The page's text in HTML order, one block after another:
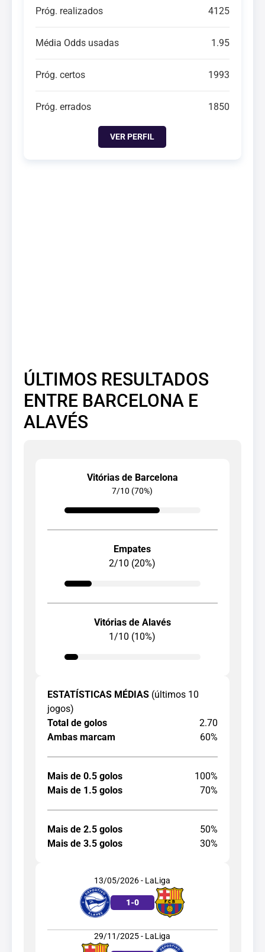
Próg. realizados 4125
Média Odds usadas 1.95
Próg. certos 1993
Próg. errados 1850
VER PERFIL
ÚLTIMOS RESULTADOS
ENTRE BARCELONA E
ALAVÉS
Vitórias de Barcelona
7/10 (70%)
Empates
2/10 (20%)
Vitórias de Alavés
1/10 (10%)
ESTATÍSTICAS MÉDIAS (últimos 10
jogos)
Total de golos
2.70
Ambas marcam
60%
Mais de 0.5 golos
100%
Mais de 1.5 golos
70%
Mais de 2.5 golos
50%
Mais de 3.5 golos
30%
13/05/2026 - LaLiga
1-0
29/11/2025 - LaLiga